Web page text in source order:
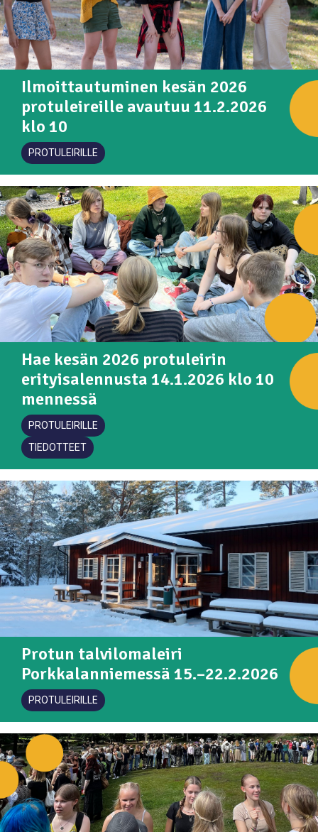
Ilmoittautuminen kesän 2026
protuleireille avautuu 11.2.2026
klo 10
PROTULEIRILLE
Hae kesän 2026 protuleirin
erityisalennusta 14.1.2026 klo 10
mennessä
PROTULEIRILLE
TIEDOTTEET
Protun talvilomaleiri
Porkkalanniemessä 15.–22.2.2026
PROTULEIRILLE